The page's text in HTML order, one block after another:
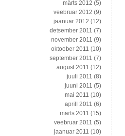
märts 2012 (5)
veebruar 2012 (9)
jaanuar 2012 (12)
detsember 2011 (7)
november 2011 (9)
oktoober 2011 (10)
september 2011 (7)
august 2011 (12)
juuli 2011 (8)
juuni 2011 (5)
mai 2011 (10)
aprill 2011 (6)
märts 2011 (15)
veebruar 2011 (5)
jaanuar 2011 (10)